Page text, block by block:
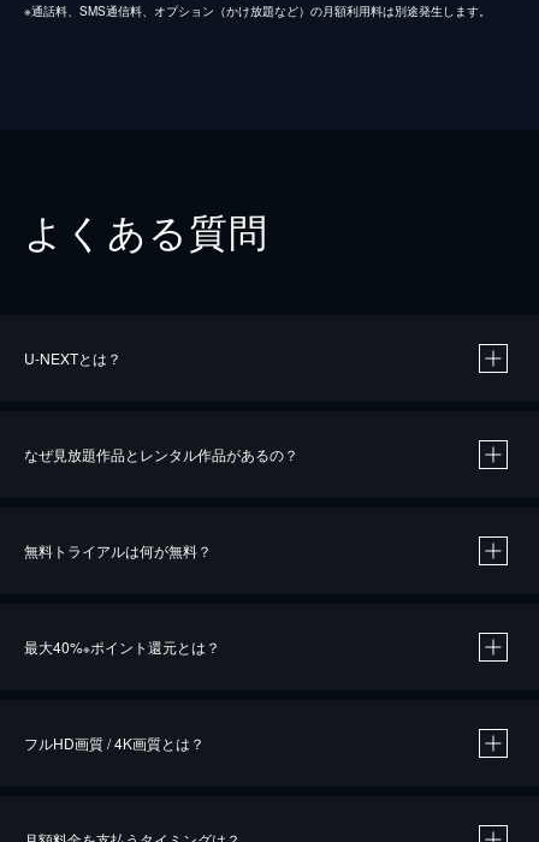
※通話料、SMS通信料、オプション（かけ放題など）の月額利用料は別途発生します。
よくある質問
U-NEXTとは？
なぜ見放題作品とレンタル作品があるの？
無料トライアルは何が無料？
最大40%※ポイント還元とは？
フルHD画質 / 4K画質とは？